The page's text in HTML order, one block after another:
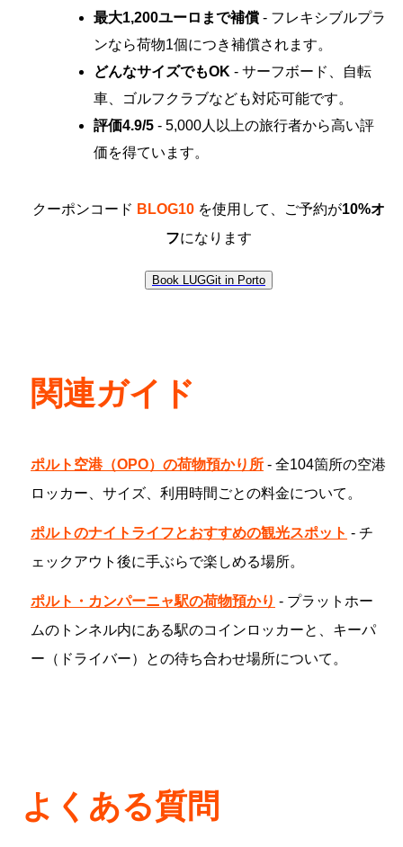
最大1,200ユーロまで補償 - フレキシブルプラ
ンなら荷物1個につき補償されます。
どんなサイズでもOK - サーフボード、自転
車、ゴルフクラブなども対応可能です。
評価4.9/5 - 5,000人以上の旅行者から高い評
価を得ています。
クーポンコード BLOG10 を使用して、ご予約が10%オ
フになります
Book LUGGit in Porto
関連ガイド
ポルト空港（OPO）の荷物預かり所 - 全104箇所の空港
ロッカー、サイズ、利用時間ごとの料金について。
ポルトのナイトライフとおすすめの観光スポット - チ
ェックアウト後に手ぶらで楽しめる場所。
ポルト・カンパーニャ駅の荷物預かり - プラットホー
ムのトンネル内にある駅のコインロッカーと、キーパ
ー（ドライバー）との待ち合わせ場所について。
よくある質問